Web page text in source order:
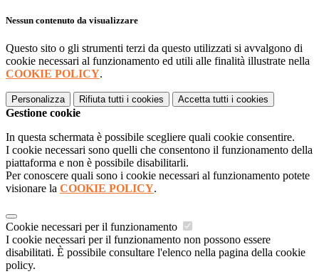
Nessun contenuto da visualizzare
Questo sito o gli strumenti terzi da questo utilizzati si avvalgono di
cookie necessari al funzionamento ed utili alle finalità illustrate nella
COOKIE POLICY.
Personalizza Rifiuta tutti i cookies Accetta tutti i cookies
Gestione cookie
In questa schermata è possibile scegliere quali cookie consentire.
I cookie necessari sono quelli che consentono il funzionamento della
piattaforma e non è possibile disabilitarli.
Per conoscere quali sono i cookie necessari al funzionamento potete
visionare la COOKIE POLICY.
Cookie necessari per il funzionamento
I cookie necessari per il funzionamento non possono essere
disabilitati. È possibile consultare l'elenco nella pagina della cookie
policy.